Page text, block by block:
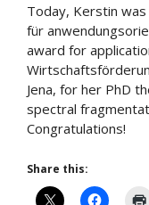
Today, Kerstin
für
award for
Jena, for her PhD
spectral
Congratulations!
Share this: